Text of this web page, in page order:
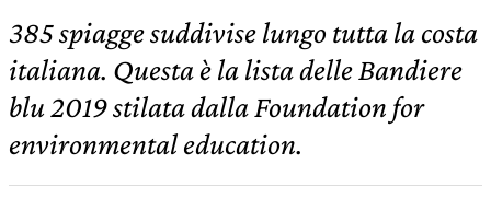
385 spiagge suddivise lungo tutta la costa
italiana. Questa è la lista delle Bandiere
blu 2019 stilata dalla Foundation for
environmental education.